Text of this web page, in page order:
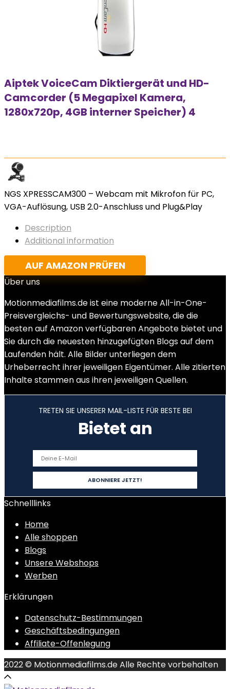
Aiptek VoiceCam Diktiergerät und HD-
Camcorder (5 Megapixel Kamera,
1280x720p, 4GB interner Speicher) 4
NGS XPRESSCAM300 – Webcam mit Mikrofon für PC,
VGA-Auflösung, USB 2.0-Anschluss und Plug&Play
Description
Additional information
AUF AMAZON PRÜFEN
Über uns
Motionmediafilms.de ist eine moderne All-in-One-
Preisvergleichs- und Bewertungswebsite, die die
besten auf Amazon verfügbaren Angebote bietet und
Sie durch die neuesten hinzugefügten Blogs auf dem
Laufenden hält. Alle Bilder unterliegen dem
Urheberrecht ihrer jeweiligen Eigentümer. Alle zitierten
Inhalte stammen aus ihren jeweiligen Quellen.
TRETEN SIE UNSERER MAIL-LISTE FÜR BESTE BEI
Bietet an
Schnelllinks
Home
Alle shoppen
Blogs
Unsere Webshops
Werben
Erklärungen
Datenschutz-Bestimmungen
Geschäftsbedingungen
Affiliate-Offenlegung
2022 © Motionmediafilms.de Alle Rechte vorbehalten